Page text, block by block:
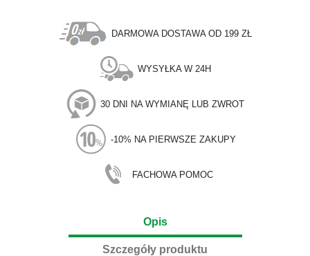
DARMOWA DOSTAWA OD 199 ZŁ
WYSYŁKA W 24H
30 DNI NA WYMIANĘ LUB ZWROT
-10% NA PIERWSZE ZAKUPY
FACHOWA POMOC
Opis
Szczegóły produktu